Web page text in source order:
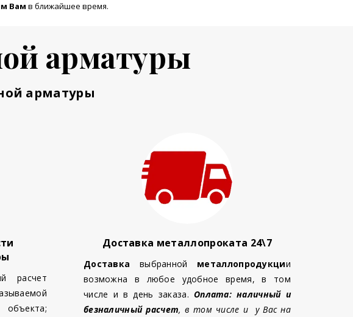
Вам в ближайшее время.
арматуры
арматуры
расчет
Доставка металлопроката 24\7
Доставка выбранной металлопродукции
возможна в любое удобное время, в том
числе и в день заказа. Оплата: наличный и
безналичный расчет, в том числе и у Вас на